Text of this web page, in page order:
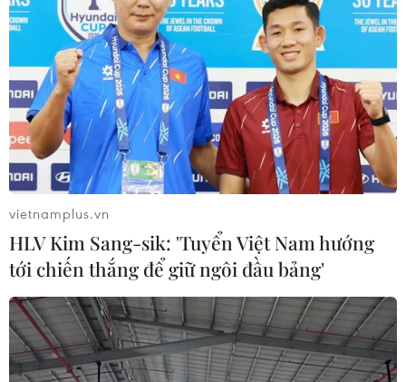
vietnamplus.vn
HLV Kim Sang-sik: 'Tuyển Việt Nam hướng
tới chiến thắng để giữ ngôi đầu bảng'